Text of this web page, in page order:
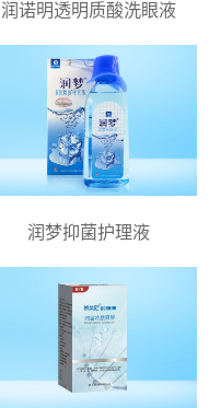
润诺明透明质酸洗眼液
润梦抑菌护理液